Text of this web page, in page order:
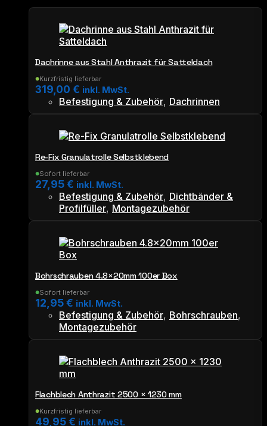
Dachrinne aus Stahl Anthrazit für Satteldach
●Kurzfristig lieferbar
319,00 € inkl. MwSt.
Befestigung & Zubehör, Dachrinnen
Re-Fix Granulatrolle Selbstklebend
●Sofort lieferbar
27,95€ inkl. MwSt.
Befestigung & Zubehör, Dichtbänder &
Profilfüller, Montagezubehör
Bohrschrauben 4.8×20mm 100er Box
●Sofort lieferbar
12,95€ inkl. MwSt.
Befestigung & Zubehör, Bohrschrauben,
Montagezubehör
Flachblech Anthrazit 2500 × 1230 mm
●Kurzfristig lieferbar
49,95€ inkl. MwSt.